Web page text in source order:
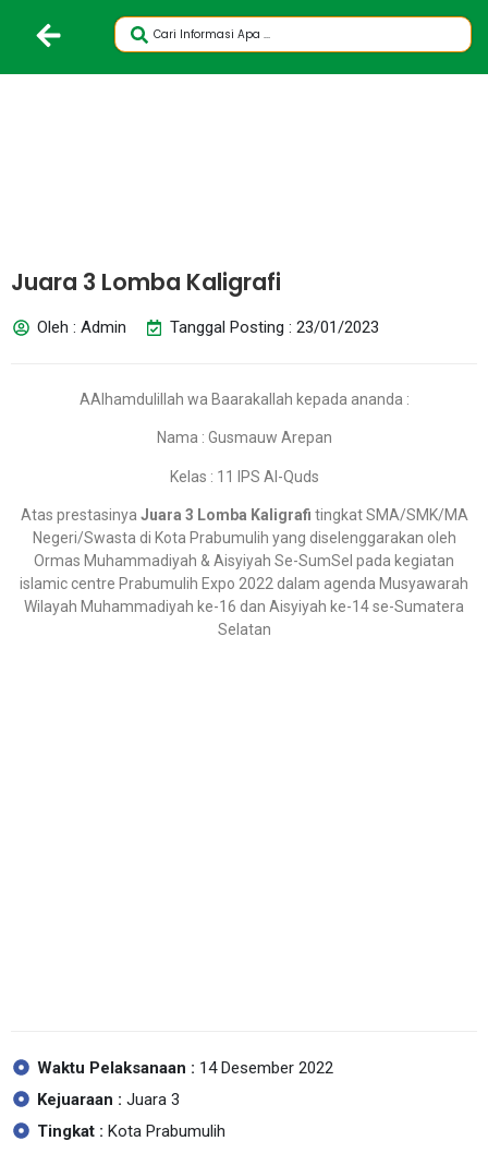
Juara 3 Lomba Kaligrafi
Oleh : Admin Tanggal Posting : 23/01/2023
AAlhamdulillah wa Baarakallah kepada ananda :
Nama : Gusmauw Arepan
Kelas : 11 IPS Al-Quds
Atas prestasinya Juara 3 Lomba Kaligrafi tingkat SMA/SMK/MA
Negeri/Swasta di Kota Prabumulih yang diselenggarakan oleh
Ormas Muhammadiyah & Aisyiyah Se-SumSel pada kegiatan
islamic centre Prabumulih Expo 2022 dalam agenda Musyawarah
Wilayah Muhammadiyah ke-16 dan Aisyiyah ke-14 se-Sumatera
Selatan
Waktu Pelaksanaan : 14 Desember 2022
Kejuaraan : Juara 3
Tingkat : Kota Prabumulih